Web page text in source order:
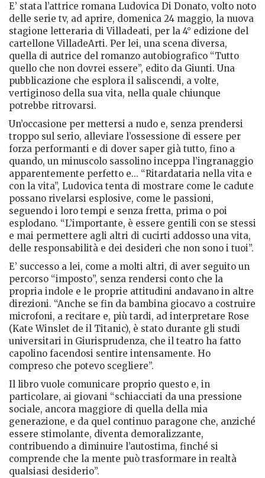
E’ stata l’attrice romana Ludovica Di Donato, volto noto
delle serie tv, ad aprire, domenica 24 maggio, la nuova
stagione letteraria di Villadeati, per la 4° edizione del
cartellone VilladeArti. Per lei, una scena diversa,
quella di autrice del romanzo autobiografico “Tutto
quello che non dovrei essere”, edito da Giunti. Una
pubblicazione che esplora il saliscendi, a volte,
vertiginoso della sua vita, nella quale chiunque
potrebbe ritrovarsi.
Un’occasione per mettersi a nudo e, senza prendersi
troppo sul serio, alleviare l’ossessione di essere per
forza performanti e di dover saper già tutto, fino a
quando, un minuscolo sassolino inceppa l’ingranaggio
apparentemente perfetto e... “Ritardataria nella vita e
con la vita”, Ludovica tenta di mostrare come le cadute
possano rivelarsi esplosive, come le passioni,
seguendo i loro tempi e senza fretta, prima o poi
esplodano. “L’importante, è essere gentili con se stessi
e mai permettere agli altri di cucirti addosso una vita,
delle responsabilità e dei desideri che non sono i tuoi”.
E’ successo a lei, come a molti altri, di aver seguito un
percorso “imposto”, senza rendersi conto che la
propria indole e le proprie attitudini andavano in altre
direzioni. “Anche se fin da bambina giocavo a costruire
microfoni, a recitare e, più tardi, ad interpretare Rose
(Kate Winslet de il Titanic), è stato durante gli studi
universitari in Giurisprudenza, che il teatro ha fatto
capolino facendosi sentire intensamente. Ho
compreso che potevo scegliere”.
Il libro vuole comunicare proprio questo e, in
particolare, ai giovani “schiacciati da una pressione
sociale, ancora maggiore di quella della mia
generazione, e da quel continuo paragone che, anziché
essere stimolante, diventa demoralizzante,
contribuendo a diminuire l’autostima, finché si
comprende che la mente può trasformare in realtà
qualsiasi desiderio”.